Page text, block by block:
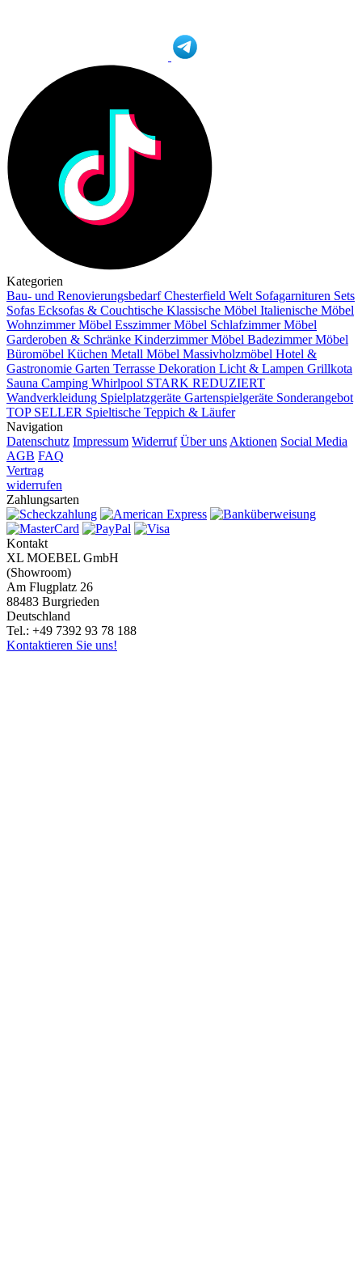
Kategorien
Bau- und RenovierungsbedarfChesterfield Welt Sofagarnituren Sets
Sofas Ecksofas & Couchtische Klassische Möbel Italienische Möbel
Wohnzimmer Möbel Esszimmer Möbel Schlafzimmer Möbel
Garderoben & Schränke Kinderzimmer Möbel Badezimmer Möbel
Büromöbel Küchen Metall Möbel Massivholzmöbel Hotel &
Gastronomie Garten Terrasse Dekoration Licht & Lampen Grillkota
Sauna Camping Whirlpool STARK REDUZIERT
Wandverkleidung Spielplatzgeräte Gartenspielgeräte Sonderangebot
TOP SELLER Spieltische Teppich & Läufer
Navigation
Datenschutz Impressum Widerruf Über uns Aktionen Social Media
AGB FAQ
Vertrag
widerrufen
Zahlungsarten
Kontakt
XL MOEBEL GmbH
(Showroom)
Am Flugplatz 26
88483 Burgrieden
Deutschland
Tel.: +49 7392 93 78 188
Kontaktieren Sie uns!